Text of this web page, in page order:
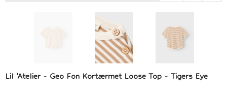
Lil 'Atelier - Geo Fon Kortærmet Loose Top - Tigers Eye